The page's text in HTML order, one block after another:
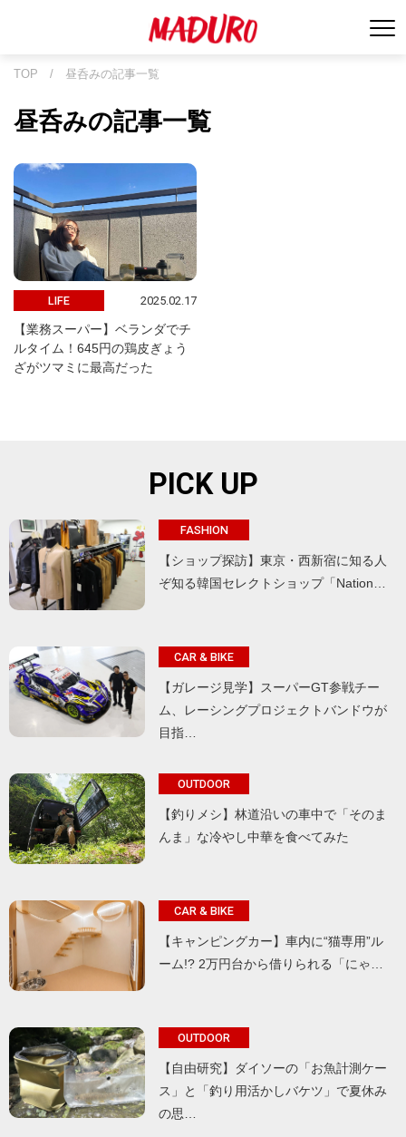
TOP / 昼呑みの記事一覧
昼呑みの記事一覧
LIFE 2025.02.17
【業務スーパー】ベランダでチ
ルタイム！645円の鶏皮ぎょう
ざがツマミに最高だった
PICK UP
FASHION
【ショップ探訪】東京・西新宿に知る人
ぞ知る韓国セレクトショップ「Nation…
CAR & BIKE
【ガレージ見学】スーパーGT参戦チー
ム、レーシングプロジェクトバンドウが
目指…
OUTDOOR
【釣りメシ】林道沿いの車中で「そのま
んま」な冷やし中華を食べてみた
CAR & BIKE
【キャンピングカー】車内に“猫専用”ル
ーム!? 2万円台から借りられる「にゃ…
OUTDOOR
【自由研究】ダイソーの「お魚計測ケー
ス」と「釣り用活かしバケツ」で夏休み
の思…